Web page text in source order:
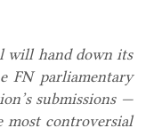
will hand down its
FN parliamentary
submissions —
most controversial